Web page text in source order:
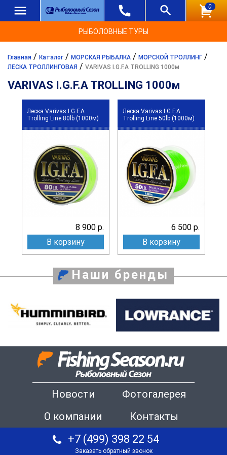
0
РЫБОЛОВНЫЕ ТУРЫ
Главная / Каталог / МОРСКАЯ РЫБАЛКА / МОРСКОЙ ТРОЛЛИНГ /
ЛЕСКА ТРОЛЛИНГОВАЯ / VARIVAS I.G.F.A TROLLING 1000м
VARIVAS I.G.F.A TROLLING 1000м
Леска Varivas I.G.F.A
Trolling Line 80lb (1000м)
8 900 р.
В корзину
Леска Varivas I.G.F.A
Trolling Line 50lb (1000м)
6 500 р.
В корзину
Наши бренды
Новости
Фотогалерея
О компании
Контакты
+7 (499) 398 22 54
Заказать обратный звонок